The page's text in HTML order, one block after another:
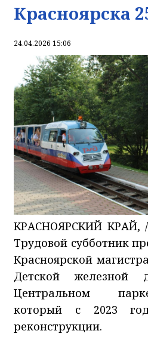
Красноярска
24.04.2026 15:06
КРАСНОЯРСКИЙ КРАЙ,
Трудовой субботник
Красноярской
Детской
Центральном
который с 2023
реконструкции.